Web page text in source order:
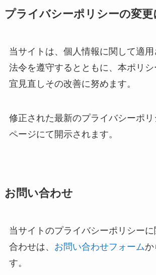
プライバシーポリシーの変更
当サイトは、個人情報に関して適
法令を遵守するとともに、本ポリ
宜見直しその改善に努めます。
修正された最新のプライバシーポ
ページにて開示されます。
お問い合わせ
当サイトのプライバシーポリシー
合わせは、 お問い合わせフォームか
す。